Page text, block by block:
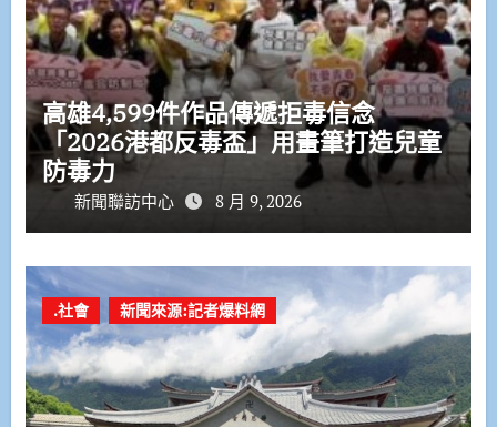
高雄4,599件作品傳遞拒毒信念
「2026港都反毒盃」用畫筆打造兒童
防毒力
新聞聯訪中心 8 月 9, 2026
.社會 新聞來源:記者爆料網